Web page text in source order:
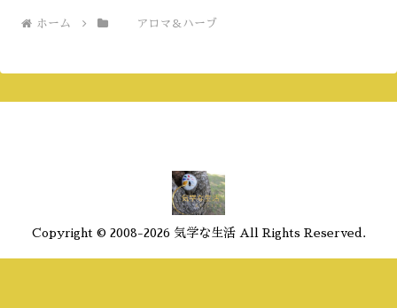
ホーム アロマ＆ハーブ
Copyright © 2008-2026 気学な生活 All Rights Reserved.